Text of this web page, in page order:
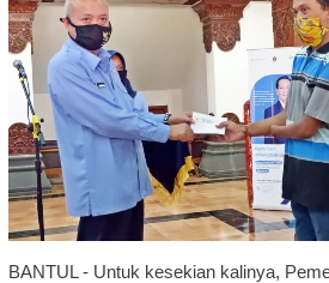
BANTUL - Untuk kesekian kalinya,